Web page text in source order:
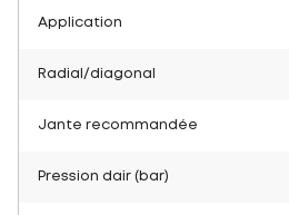
Application
Radial/diagonal
Jante recommandée
Pression dair (bar)